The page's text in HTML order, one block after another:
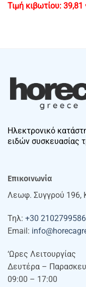
39,81
Ηλεκτρονικό
ειδών συσκευασίας
Επικοινωνία
Λεωφ. Συγγρού 196,
Τηλ: +30 2102799586
Email:
‘Ωρες Λειτουργίας
Δευτέρα –
09:00 – 17:00